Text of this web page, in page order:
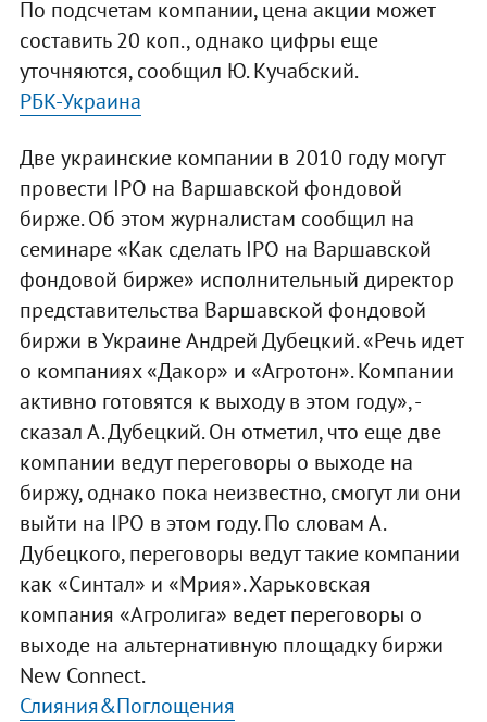
По подсчетам компании, цена акции может
составить 20 коп., однако цифры еще
уточняются, сообщил Ю. Кучабский.
РБК-Украина
Две украинские компании в 2010 году могут
провести IPO на Варшавской фондовой
бирже. Об этом журналистам сообщил на
семинаре «Как сделать IPO на Варшавской
фондовой бирже» исполнительный директор
представительства Варшавской фондовой
биржи в Украине Андрей Дубецкий. «Речь идет
о компаниях «Дакор» и «Агротон». Компании
активно готовятся к выходу в этом году», -
сказал А. Дубецкий. Он отметил, что еще две
компании ведут переговоры о выходе на
биржу, однако пока неизвестно, смогут ли они
выйти на IPO в этом году. По словам А.
Дубецкого, переговоры ведут такие компании
как «Синтал» и «Мрия». Харьковская
компания «Агролига» ведет переговоры о
выходе на альтернативную площадку биржи
New Connect.
Слияния&Поглощения